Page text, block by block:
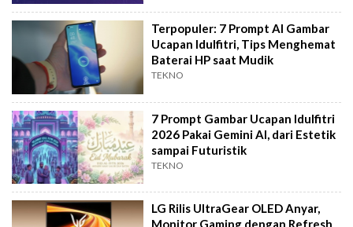
Terpopuler: 7 Prompt AI Gambar
Ucapan Idulfitri, Tips Menghemat
Baterai HP saat Mudik
TEKNO
7 Prompt Gambar Ucapan Idulfitri
2026 Pakai Gemini AI, dari Estetik
sampai Futuristik
TEKNO
LG Rilis UltraGear OLED Anyar,